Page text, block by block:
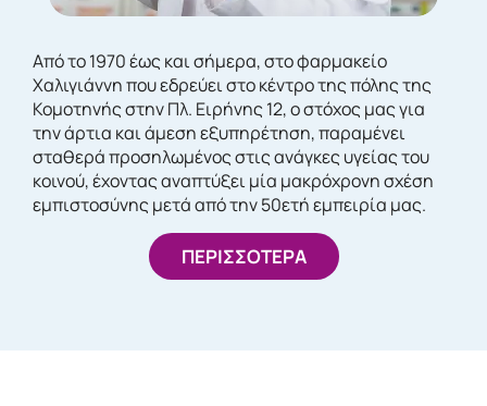
Από το 1970 έως και σήμερα, στο φαρμακείο
Χαλιγιάννη που εδρεύει στο κέντρο της πόλης της
Κομοτηνής στην Πλ. Ειρήνης 12, ο στόχος μας για
την άρτια και άμεση εξυπηρέτηση, παραμένει
σταθερά προσηλωμένος στις ανάγκες υγείας του
κοινού, έχοντας αναπτύξει μία μακρόχρονη σχέση
εμπιστοσύνης μετά από την 50ετή εμπειρία μας.
ΠΕΡΙΣΣΟΤΕΡΑ